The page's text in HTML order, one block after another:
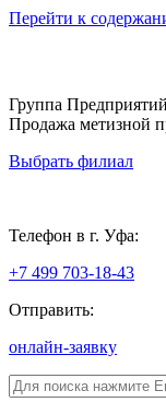
Перейти к
Группа
Продажа метизной
Выбрать филиал
Телефон в г. Уфа:
+7 499 703-18-43
Отправить:
онлайн-заявку